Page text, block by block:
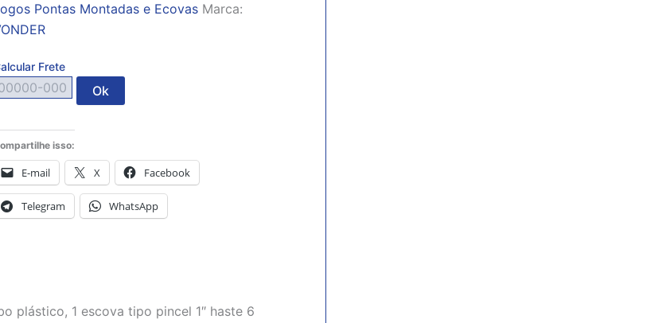
Pontas Montadas e Ecovas Marca:
Frete
Ok
isso:
E-mail X Facebook
Telegram WhatsApp
plástico, 1 escova tipo pincel 1″ haste 6